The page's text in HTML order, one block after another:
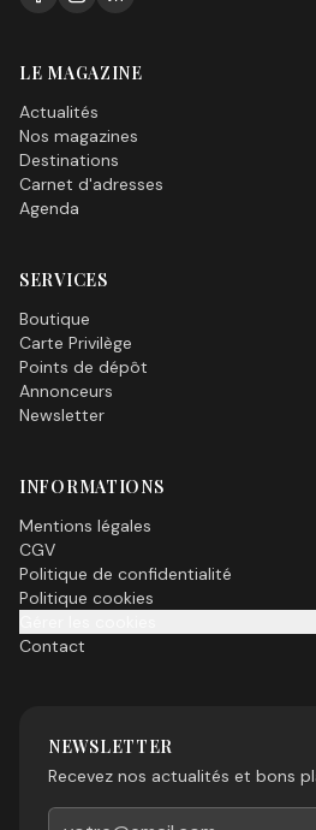
LE MAGAZINE
Actualités
Nos magazines
Destinations
Carnet d'adresses
Agenda
SERVICES
Boutique
Carte Privilège
Points de dépôt
Annonceurs
Newsletter
INFORMATIONS
Mentions légales
CGV
Politique de confidentialité
Politique cookies
Contact
NEWSLETTER
Recevez nos actualités et bons